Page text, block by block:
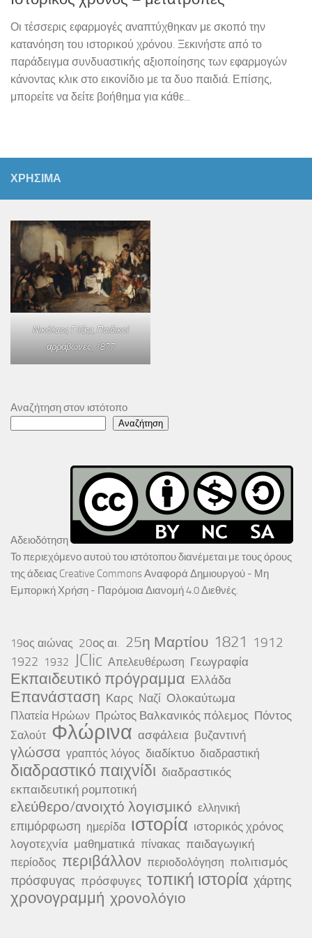
Οι τέσσερις εφαρμογές αναπτύχθηκαν με σκοπό την
κατανόηση του ιστορικού χρόνου. Ξεκινήστε από το
παράδειγμα συνδυαστικής αξιοποίησης των εφαρμογών
κάνοντας κλικ στο εικονίδιο με τα δυο παιδιά. Επίσης,
μπορείτε να δείτε βοήθημα για κάθε...
ΧΡΗΣΙΜΑ
Νικόλαος Γύζης,Παιδικοί
αρραβώνες, 1877
Αναζήτηση στον ιστότοπο
Αναζήτηση
Αδειοδότηση
Το περιεχόμενο αυτού του ιστότοπου διανέμεται με τους όρους
της άδειας Creative Commons Αναφορά Δημιουργού - Μη
Εμπορική Χρήση - Παρόμοια Διανομή 4.0 Διεθνές.
19ος αιώνας 20ος αι. 25η Μαρτίου 1821 1912
1922 1932 JClic Απελευθέρωση Γεωγραφία
Εκπαιδευτικό πρόγραμμα Ελλάδα
Επανάσταση Καρς Ναζί Ολοκαύτωμα
Πλατεία Ηρώων Πρώτος Βαλκανικός πόλεμος Πόντος
Σαλούτ Φλώρινα ασφάλεια βυζαντινή
γλώσσα γραπτός λόγος διαδίκτυο διαδραστική
διαδραστικό παιχνίδι διαδραστικός
εκπαιδευτική ρομποτική
ελεύθερο/ανοιχτό λογισμικό ελληνική
επιμόρφωση ημερίδα ιστορία ιστορικός χρόνος
λογοτεχνία μαθηματικά πίνακας παιδαγωγική
περίοδος περιβάλλον περιοδολόγηση πολιτισμός
πρόσφυγας πρόσφυγες τοπική ιστορία χάρτης
χρονογραμμή χρονολόγιο